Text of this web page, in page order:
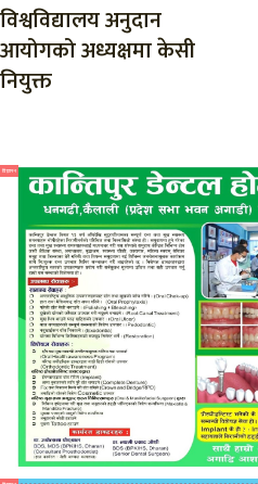
विश्वविद्यालय अनुदान
आयोगको अध्यक्षमा केसी
नियुक्त
विज्ञापन